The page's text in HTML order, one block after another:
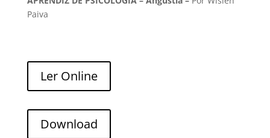
Paiva
Ler Online
Download